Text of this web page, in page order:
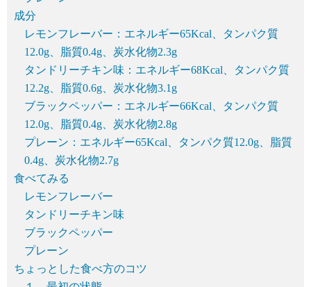
成分
レモンフレーバー：エネルギー65Kcal、タンパク質
12.0g、脂質0.4g、炭水化物2.3g
タンドリーチキン味：エネルギー68Kcal、タンパク質
12.2g、脂質0.6g、炭水化物3.1g
ブラックペッパー：エネルギー66Kcal、タンパク質
12.0g、脂質0.4g、炭水化物2.8g
プレーン：エネルギー65Kcal、タンパク質12.0g、脂質
0.4g、炭水化物2.7g
食べてみる
レモンフレーバー
タンドリーチキン味
ブラックペッパー
プレーン
ちょっとした食べ方のコツ